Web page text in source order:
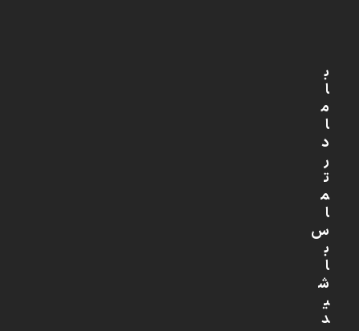
ب
ا
م
ا
د
ر
ت
م
ا
س
ب
ا
ش
ی
د